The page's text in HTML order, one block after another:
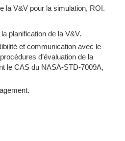
la V&V pour la simulation, ROI.
planification de la V&V.
et communication avec le
d’évaluation de la
le CAS du NASA-STD-7009A,